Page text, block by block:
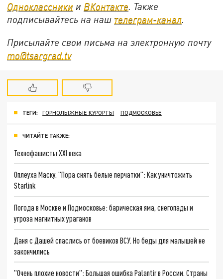
Одноклассники и ВКонтакте. Также
подписывайтесь на наш телеграм-канал.
Присылайте свои письма на электронную почту
mo@tsargrad.tv
ТЕГИ: ГОРНОЛЫЖНЫЕ КУРОРТЫ ПОДМОСКОВЬЕ
ЧИТАЙТЕ ТАКЖЕ:
Технофашисты XXI века
Оплеуха Маску. "Пора снять белые перчатки": Как уничтожить
Starlink
Погода в Москве и Подмосковье: барическая яма, снегопады и
угроза магнитных ураганов
Даня с Дашей спаслись от боевиков ВСУ. Но беды для малышей не
закончились
"Очень плохие новости": Большая ошибка Palantir в России. Страны